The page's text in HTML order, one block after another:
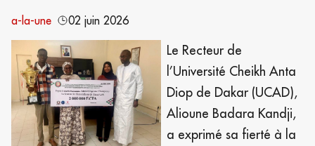
a-la-une
02 juin 2026
Le Recteur de
l’Université Cheikh Anta
Diop de Dakar (UCAD),
Alioune Badara Kandji,
a exprimé sa fierté à la